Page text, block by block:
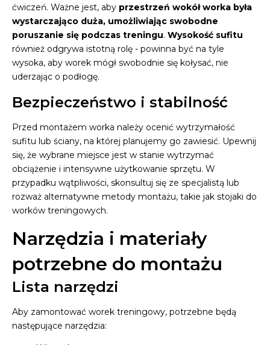
ćwiczeń. Ważne jest, aby przestrzeń wokół worka była
wystarczająco duża, umożliwiając swobodne
poruszanie się podczas treningu. Wysokość sufitu
również odgrywa istotną rolę - powinna być na tyle
wysoka, aby worek mógł swobodnie się kołysać, nie
uderzając o podłogę.
Bezpieczeństwo i stabilność
Przed montażem worka należy ocenić wytrzymałość
sufitu lub ściany, na której planujemy go zawiesić. Upewnij
się, że wybrane miejsce jest w stanie wytrzymać
obciążenie i intensywne użytkowanie sprzętu. W
przypadku wątpliwości, skonsultuj się ze specjalistą lub
rozważ alternatywne metody montażu, takie jak stojaki do
worków treningowych.
Narzędzia i materiały
potrzebne do montażu
Lista narzędzi
Aby zamontować worek treningowy, potrzebne będą
następujące narzędzia: